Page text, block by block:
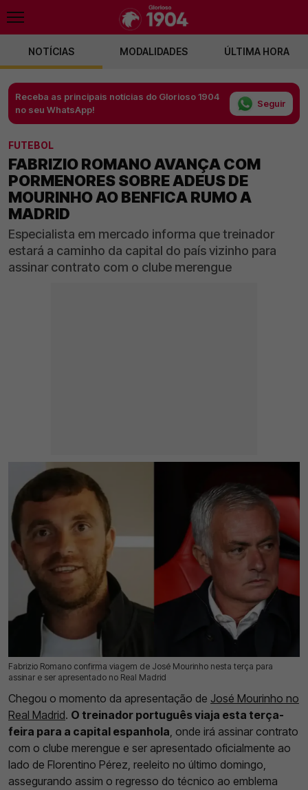
NOTÍCIAS MODALIDADES ÚLTIMA HORA
Receba as principais notícias do Glorioso 1904
no seu WhatsApp!
Seguir
FUTEBOL
FABRIZIO ROMANO AVANÇA COM
PORMENORES SOBRE ADEUS DE
MOURINHO AO BENFICA RUMO A
MADRID
Especialista em mercado informa que treinador
estará a caminho da capital do país vizinho para
assinar contrato com o clube merengue
Fabrizio Romano confirma viagem de José Mourinho nesta terça para
assinar e ser apresentado no Real Madrid
09 Jun 2026 | 12:49 | 0
Chegou o momento da apresentação de José Mourinho no
Real Madrid. O treinador português viaja esta terça-
feira para a capital espanhola, onde irá assinar contrato
com o clube merengue e ser apresentado oficialmente ao
lado de Florentino Pérez, reeleito no último domingo,
assegurando assim o regresso do técnico ao emblema